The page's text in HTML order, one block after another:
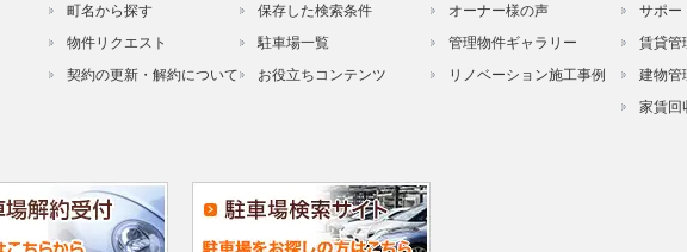
町名から探す
物件リクエスト
契約の更新・解約について
保存した検索条件
駐車場一覧
お役立ちコンテンツ
オーナー様の声
管理物件ギャラリー
リノベーション施工事例
サポー
賃貸管
建物管
家賃回